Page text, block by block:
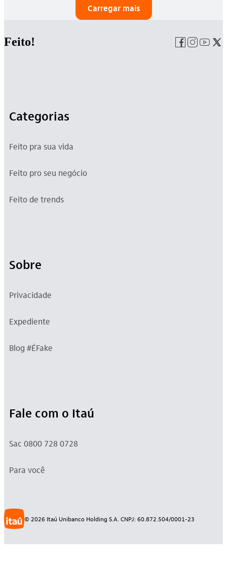
Carregar mais
Feito!
Categorias
Feito pra sua vida
Feito pro seu negócio
Feito de trends
Sobre
Privacidade
Expediente
Blog #ÉFake
Fale com o Itaú
Sac 0800 728 0728
Para você
© 2026 Itaú Unibanco Holding S.A. CNPJ: 60.872.504/0001-23